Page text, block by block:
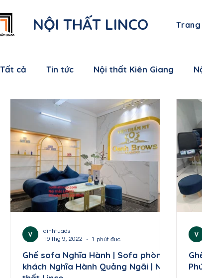
NỘI THẤT LINCO
Tất cả Tin tức Nội thất Kiên Giang
Nội thất Bạc Liêu Nội thất Sóc Trăng
Nội thất Bến Tre Nội thất Tiền Giang
Nội thất Nam Định Nội thất Hưng Yên
Nội thất Thái Nguyên Nội thất Tuyên
Nội thất Sơn La Nội thất Lai Châu
Ghế sofa Nghĩa Hành | Sofa phòng
khách Nghĩa Hành Quảng Ngãi | Nội
dinhtuads
19 thg 9, 2022
1 phút đọc